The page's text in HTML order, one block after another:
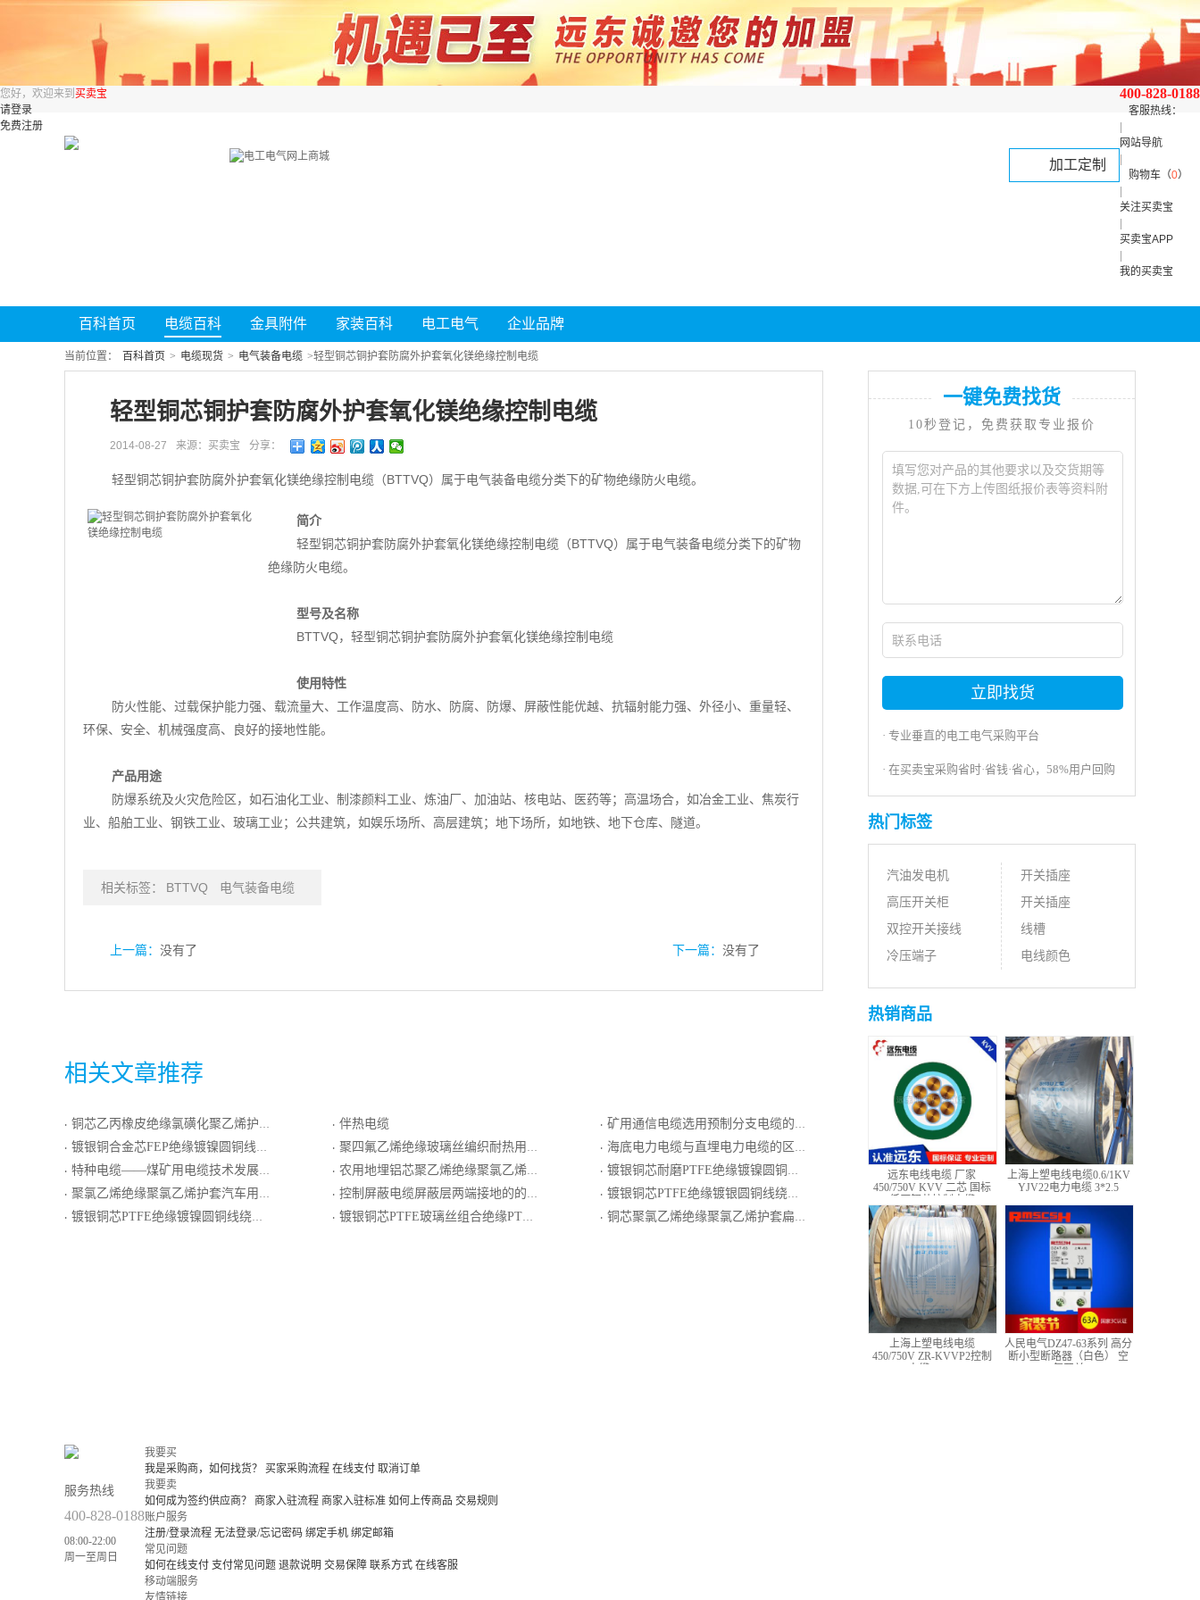
400-828-0188
客服热线：
网站导航
购物车（0）
关注买卖宝
买卖宝APP
我的买卖宝
您好，欢迎来到 买卖宝
请登录
免费注册
加工定制
百科首页 电缆百科 金具附件 家装百科 电工电气 企业品牌
当前位置： 百科首页 > 电缆现货 > 电气装备电缆 >轻型铜芯铜护套防腐外护套氧化镁绝缘控制电缆
轻型铜芯铜护套防腐外护套氧化镁绝缘控制电缆
2014-08-27 来源：买卖宝 分享：
轻型铜芯铜护套防腐外护套氧化镁绝缘控制电缆（BTTVQ）属于电气装备电缆分类下的矿物绝缘防火电缆。
简介
轻型铜芯铜护套防腐外护套氧化镁绝缘控制电缆（BTTVQ）属于电气装备电缆分类下的矿物
绝缘防火电缆。
型号及名称
BTTVQ，轻型铜芯铜护套防腐外护套氧化镁绝缘控制电缆
使用特性
防火性能、过载保护能力强、载流量大、工作温度高、防水、防腐、防爆、屏蔽性能优越、抗辐射能力强、外径小、重量轻、
环保、安全、机械强度高、良好的接地性能。
产品用途
防爆系统及火灾危险区，如石油化工业、制漆颜料工业、炼油厂、加油站、核电站、医药等；高温场合，如冶金工业、焦炭行
业、船舶工业、钢铁工业、玻璃工业；公共建筑，如娱乐场所、高层建筑；地下场所，如地铁、地下仓库、隧道。
相关标签： BTTVQ 电气装备电缆
上一篇： 没有了 下一篇： 没有了
相关文章推荐
· 铜芯乙丙橡皮绝缘氯磺化聚乙烯护套电机绕组引接线
· 镀银铜合金芯FEP绝缘镀镍圆铜线绕包屏蔽FEP护套电线电缆
· 特种电缆——煤矿用电缆技术发展趋势
· 聚氯乙烯绝缘聚氯乙烯护套汽车用软线
· 镀银铜芯PTFE绝缘镀镍圆铜线绕包屏蔽PTFE生带护套轻型电线电缆
· 伴热电缆
· 聚四氟乙烯绝缘玻璃丝编织耐热用普通级N分度热电偶用绞合导体补偿导线
· 农用地埋铝芯聚乙烯绝缘聚氯乙烯护套电线
· 控制屏蔽电缆屏蔽层两端接地的的优点
· 镀银铜芯PTFE玻璃丝组合绝缘PTFE玻璃丝组合护套电线电缆
· 矿用通信电缆选用预制分支电缆的关键问题
· 海底电力电缆与直埋电力电缆的区别
· 镀银铜芯耐磨PTFE绝缘镀镍圆铜线编织屏蔽FEP护套电线电缆
· 镀银铜芯PTFE绝缘镀银圆铜线绕包屏蔽FEP护套轻型电线电缆
· 铜芯聚氯乙烯绝缘聚氯乙烯护套扁形电缆
一键免费找货
10秒登记，免费获取专业报价
立即找货
· 专业垂直的电工电气采购平台
· 在买卖宝采购省时·省钱·省心，58%用户回购
热门标签
汽油发电机
高压开关柜
双控开关接线
冷压端子
开关插座
开关插座
线槽
电线颜色
热销商品
远东电线电缆 厂家
450/750V KVV 二芯 国标
上海上塑电线电缆0.6/1KV
YJV22电力电缆 3*2.5
上海上塑电线电缆
450/750V ZR-KVVP2控制
人民电气DZ47-63系列 高分
断小型断路器（白色） 空
服务热线
400-828-0188
08:00-22:00
周一至周日
我要买
我是采购商，如何找货？
买家采购流程 在线支付 取消订单
我要卖
如何成为签约供应商？
商家入驻流程 商家入驻标准 如何上传商品 交易规则
账户服务
注册/登录流程 无法登录/忘记密码 绑定手机 绑定邮箱
常见问题
如何在线支付 支付常见问题 退款说明 交易保障 联系方式 在线客服
移动端服务
友情链接